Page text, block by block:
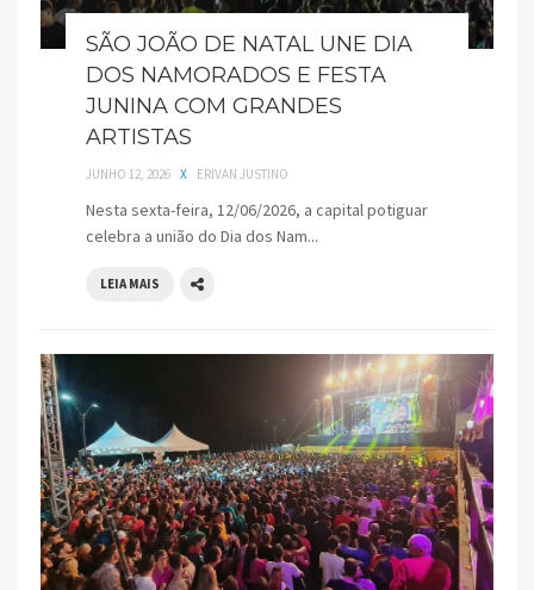
SÃO JOÃO DE NATAL UNE DIA
DOS NAMORADOS E FESTA
JUNINA COM GRANDES
ARTISTAS
JUNHO 12, 2026 X ERIVAN JUSTINO
Nesta sexta-feira, 12/06/2026, a capital potiguar
celebra a união do Dia dos Nam...
LEIA MAIS